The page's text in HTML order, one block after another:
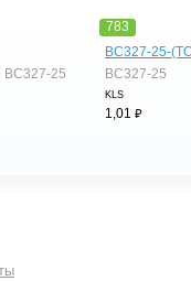
BC327-25
783
BC327-25-
BC327-25
KLS
1,01 ⃏